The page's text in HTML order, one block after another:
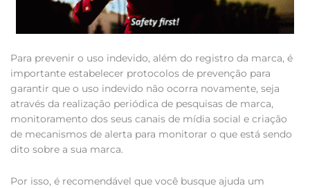
Para prevenir o uso indevido, além do registro da marca, é
importante estabelecer protocolos de prevenção para
garantir que o uso indevido não ocorra novamente, seja
através da realização periódica de pesquisas de marca,
monitoramento dos seus canais de mídia social e criação
de mecanismos de alerta para monitorar o que está sendo
dito sobre a sua marca.
Por isso, é recomendável que você busque ajuda um